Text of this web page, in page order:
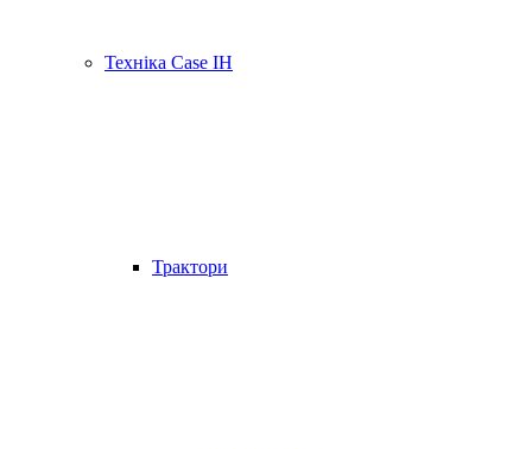
Техніка Case IH
Трактори